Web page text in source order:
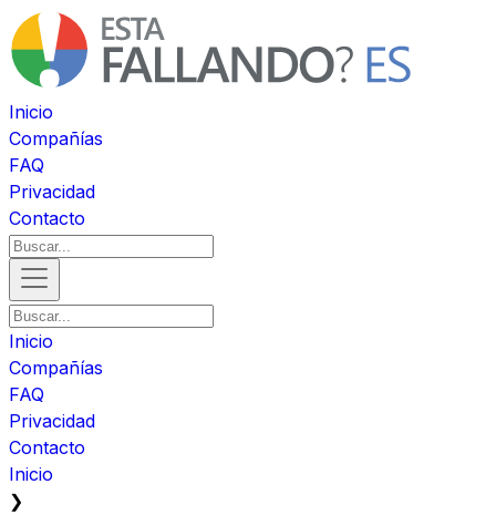
Inicio
Compañías
FAQ
Privacidad
Contacto
Inicio
Compañías
FAQ
Privacidad
Contacto
Inicio
❯